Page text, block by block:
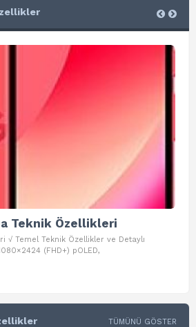
Teknik Özellikleri
√ Temel Teknik Özellikler ve Detaylı
(FHD+) pOLED,
TÜMÜNÜ GÖSTER